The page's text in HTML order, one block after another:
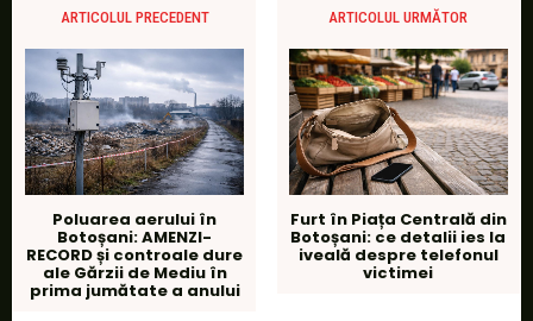
ARTICOLUL PRECEDENT
Poluarea aerului în
Botoșani: AMENZI-
RECORD și controale dure
ale Gărzii de Mediu în
prima jumătate a anului
ARTICOLUL URMĂTOR
Furt în Piața Centrală din
Botoșani: ce detalii ies la
iveală despre telefonul
victimei